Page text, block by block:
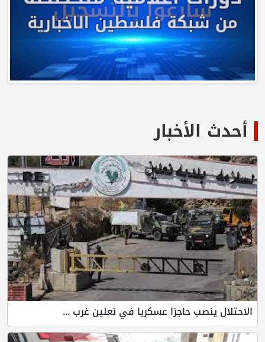
أحدث الأخبار
الاحتلال ينصب حاجزا عسكريا في نعلين غرب ...